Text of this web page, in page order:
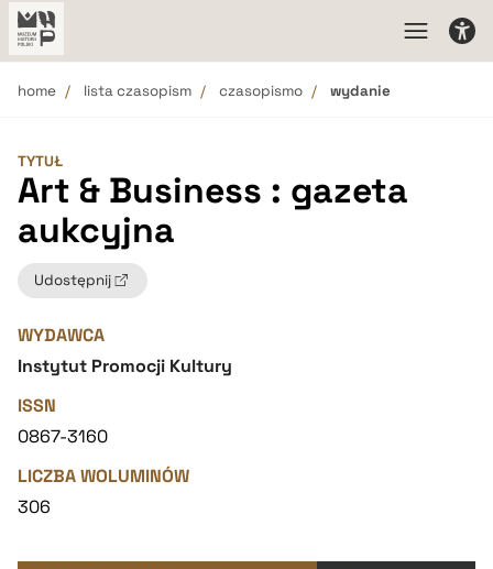
home lista czasopism czasopismo wydanie
TYTUŁ
Art & Business : gazeta
aukcyjna
Udostępnij
WYDAWCA
Instytut Promocji Kultury
ISSN
0867-3160
LICZBA WOLUMINÓW
306